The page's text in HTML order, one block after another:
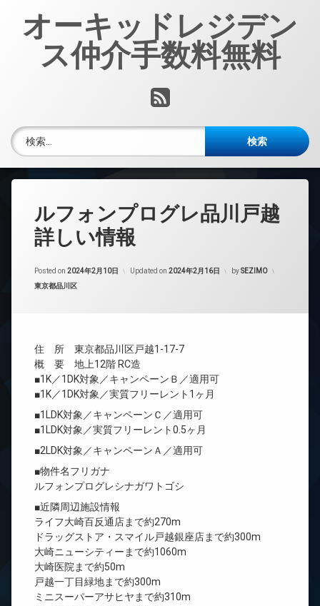
オーキッドレジデン
ス仲介手数料無料
RSS
検索:
ルフォンプログレ品川戸越
詳しい情報
Posted on 2024年2月10日 Updated on 2024年2月16日 bySEZIMO
カテゴリー:
東京都品川区
住 所 東京都品川区戸越1-17-7
概 要 地上12階 RC造
■1K／1DK対象／キャンペーンＢ／適用可
■1K／1DK対象／実質フリーレント1ヶ月
■1LDK対象／キャンペーンＣ／適用可
■1LDK対象／実質フリーレント0.5ヶ月
■2LDK対象／キャンペーンＡ／適用可
■物件名フリガナ
ルフォンプログレシナガワトゴシ
■近隣周辺施設情報
ライフ大崎百反通店まで約270m
ドラッグストア・スマイル戸越銀座店まで約300m
大崎ニューシティーまで約1060m
大崎医院まで約50m
戸越一丁目緑地まで約300m
ミニスーパーアサヒヤまで約310m